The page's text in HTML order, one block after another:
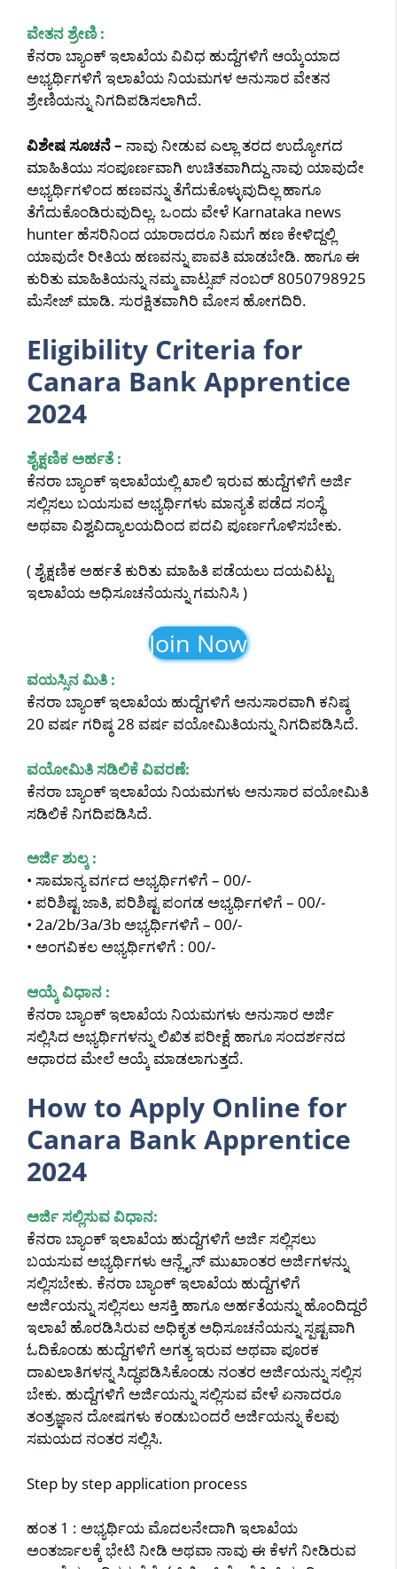
ವೇತನ ಶ್ರೇಣಿ :
ಕೆನರಾ ಬ್ಯಾಂಕ್ ಇಲಾಖೆಯ ವಿವಿಧ ಹುದ್ದೆಗಳಿಗೆ ಆಯ್ಕೆಯಾದ
ಅಭ್ಯರ್ಥಿಗಳಿಗೆ ಇಲಾಖೆಯ ನಿಯಮಗಳ ಅನುಸಾರ ವೇತನ
ಶ್ರೇಣಿಯನ್ನು ನಿಗದಿಪಡಿಸಲಾಗಿದೆ.
ವಿಶೇಷ ಸೂಚನೆ – ನಾವು ನೀಡುವ ಎಲ್ಲಾ ತರದ ಉದ್ಯೋಗದ
ಮಾಹಿತಿಯು ಸಂಪೂರ್ಣವಾಗಿ ಉಚಿತವಾಗಿದ್ದು ನಾವು ಯಾವುದೇ
ಅಭ್ಯರ್ಥಿಗಳಿಂದ ಹಣವನ್ನು ತೆಗೆದುಕೊಳ್ಳುವುದಿಲ್ಲ ಹಾಗೂ
ತೆಗೆದುಕೊಂಡಿರುವುದಿಲ್ಲ. ಒಂದು ವೇಳೆ Karnataka news
hunter ಹೆಸರಿನಿಂದ ಯಾರಾದರೂ ನಿಮಗೆ ಹಣ ಕೇಳಿದ್ದಲ್ಲಿ
ಯಾವುದೇ ರೀತಿಯ ಹಣವನ್ನು ಪಾವತಿ ಮಾಡಬೇಡಿ. ಹಾಗೂ ಈ
ಕುರಿತು ಮಾಹಿತಿಯನ್ನು ನಮ್ಮ ವಾಟ್ಸಪ್ ನಂಬರ್ 8050798925
ಮೆಸೇಜ್ ಮಾಡಿ. ಸುರಕ್ಷಿತವಾಗಿರಿ ಮೋಸ ಹೋಗದಿರಿ.
Eligibility Criteria for
Canara Bank Apprentice
2024
ಶೈಕ್ಷಣಿಕ ಅರ್ಹತೆ :
ಕೆನರಾ ಬ್ಯಾಂಕ್ ಇಲಾಖೆಯಲ್ಲಿ ಖಾಲಿ ಇರುವ ಹುದ್ದೆಗಳಿಗೆ ಅರ್ಜಿ
ಸಲ್ಲಿಸಲು ಬಯಸುವ ಅಭ್ಯರ್ಥಿಗಳು ಮಾನ್ಯತೆ ಪಡೆದ ಸಂಸ್ಥೆ
ಅಥವಾ ವಿಶ್ವವಿದ್ಯಾಲಯದಿಂದ ಪದವಿ ಪೂರ್ಣಗೊಳಿಸಬೇಕು.
( ಶೈಕ್ಷಣಿಕ ಅರ್ಹತೆ ಕುರಿತು ಮಾಹಿತಿ ಪಡೆಯಲು ದಯವಿಟ್ಟು
ಇಲಾಖೆಯ ಅಧಿಸೂಚನೆಯನ್ನು ಗಮನಿಸಿ )
Join Now
ವಯಸ್ಸಿನ ಮಿತಿ :
ಕೆನರಾ ಬ್ಯಾಂಕ್ ಇಲಾಖೆಯ ಹುದ್ದೆಗಳಿಗೆ ಅನುಸಾರವಾಗಿ ಕನಿಷ್ಠ
20 ವರ್ಷ ಗರಿಷ್ಠ 28 ವರ್ಷ ವಯೋಮಿತಿಯನ್ನು ನಿಗದಿಪಡಿಸಿದೆ.
ವಯೋಮಿತಿ ಸಡಿಲಿಕೆ ವಿವರಣೆ:
ಕೆನರಾ ಬ್ಯಾಂಕ್ ಇಲಾಖೆಯ ನಿಯಮಗಳು ಅನುಸಾರ ವಯೋಮಿತಿ
ಸಡಿಲಿಕೆ ನಿಗದಿಪಡಿಸಿದೆ.
ಅರ್ಜಿ ಶುಲ್ಕ :
• ಸಾಮಾನ್ಯ ವರ್ಗದ ಅಭ್ಯರ್ಥಿಗಳಿಗೆ – 00/-
• ಪರಿಶಿಷ್ಟ ಜಾತಿ, ಪರಿಶಿಷ್ಟ ಪಂಗಡ ಅಭ್ಯರ್ಥಿಗಳಿಗೆ – 00/-
• 2a/2b/3a/3b ಅಭ್ಯರ್ಥಿಗಳಿಗೆ – 00/-
• ಅಂಗವಿಕಲ ಅಭ್ಯರ್ಥಿಗಳಿಗೆ : 00/-
ಆಯ್ಕೆ ವಿಧಾನ :
ಕೆನರಾ ಬ್ಯಾಂಕ್ ಇಲಾಖೆಯ ನಿಯಮಗಳು ಅನುಸಾರ ಅರ್ಜಿ
ಸಲ್ಲಿಸಿದ ಅಭ್ಯರ್ಥಿಗಳನ್ನು ಲಿಖಿತ ಪರೀಕ್ಷೆ ಹಾಗೂ ಸಂದರ್ಶನದ
ಆಧಾರದ ಮೇಲೆ ಆಯ್ಕೆ ಮಾಡಲಾಗುತ್ತದೆ.
How to Apply Online for
Canara Bank Apprentice
2024
ಅರ್ಜಿ ಸಲ್ಲಿಸುವ ವಿಧಾನ:
ಕೆನರಾ ಬ್ಯಾಂಕ್ ಇಲಾಖೆಯ ಹುದ್ದೆಗಳಿಗೆ ಅರ್ಜಿ ಸಲ್ಲಿಸಲು
ಬಯಸುವ ಅಭ್ಯರ್ಥಿಗಳು ಆನ್ಲೈನ್ ಮುಖಾಂತರ ಅರ್ಜಿಗಳನ್ನು
ಸಲ್ಲಿಸಬೇಕು. ಕೆನರಾ ಬ್ಯಾಂಕ್ ಇಲಾಖೆಯ ಹುದ್ದೆಗಳಿಗೆ
ಅರ್ಜಿಯನ್ನು ಸಲ್ಲಿಸಲು ಆಸಕ್ತಿ ಹಾಗೂ ಅರ್ಹತೆಯನ್ನು ಹೊಂದಿದ್ದರೆ
ಇಲಾಖೆ ಹೊರಡಿಸಿರುವ ಅಧಿಕೃತ ಅಧಿಸೂಚನೆಯನ್ನು ಸ್ಪಷ್ಟವಾಗಿ
ಓದಿಕೊಂಡು ಹುದ್ದೆಗಳಿಗೆ ಅಗತ್ಯ ಇರುವ ಅಥವಾ ಪೂರಕ
ದಾಖಲಾತಿಗಳನ್ನ ಸಿದ್ಧಪಡಿಸಿಕೊಂಡು ನಂತರ ಅರ್ಜಿಯನ್ನು ಸಲ್ಲಿಸ
ಬೇಕು. ಹುದ್ದೆಗಳಿಗೆ ಅರ್ಜಿಯನ್ನು ಸಲ್ಲಿಸುವ ವೇಳೆ ಏನಾದರೂ
ತಂತ್ರಜ್ಞಾನ ದೋಷಗಳು ಕಂಡುಬಂದರೆ ಅರ್ಜಿಯನ್ನು ಕೆಲವು
ಸಮಯದ ನಂತರ ಸಲ್ಲಿಸಿ.
Step by step application process
ಹಂತ 1 : ಅಭ್ಯರ್ಥಿಯ ಮೊದಲನೇದಾಗಿ ಇಲಾಖೆಯ
ಅಂತರ್ಜಾಲಕ್ಕೆ ಭೇಟಿ ನೀಡಿ ಅಥವಾ ನಾವು ಈ ಕೆಳಗೆ ನೀಡಿರುವ